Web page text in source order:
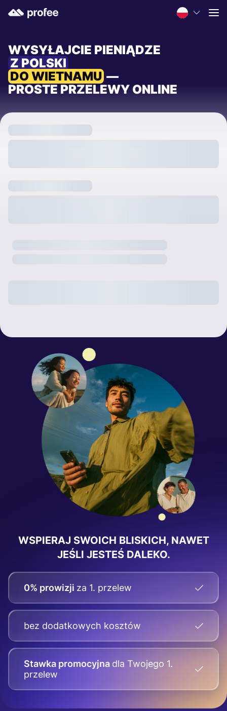
WYSYŁAJCIE PIENIĄDZE
Z POLSKI
DO WIETNAMU —
PROSTE PRZELEWY ONLINE
WSPIERAJ SWOICH BLISKICH, NAWET
JEŚLI JESTEŚ DALEKO.
0% prowizji za 1. przelew
bez dodatkowych kosztów
Stawka promocyjna dla Twojego 1.
przelew